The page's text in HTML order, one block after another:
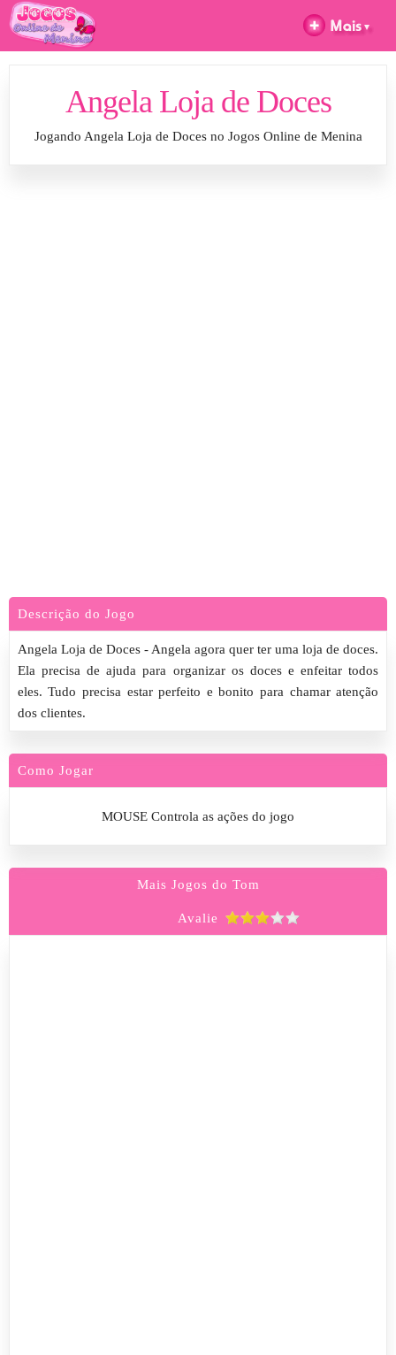
Angela Loja de Doces
Jogando Angela Loja de Doces no Jogos Online de Menina
Descrição do Jogo
Angela Loja de Doces - Angela agora quer ter uma loja de doces.
Ela precisa de ajuda para organizar os doces e enfeitar todos
eles. Tudo precisa estar perfeito e bonito para chamar atenção
dos clientes.
Como Jogar
MOUSE Controla as ações do jogo
Mais Jogos do Tom
Avalie